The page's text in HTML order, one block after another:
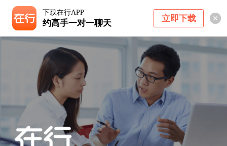
下载在行APP
约高手一对一聊天 立即下载